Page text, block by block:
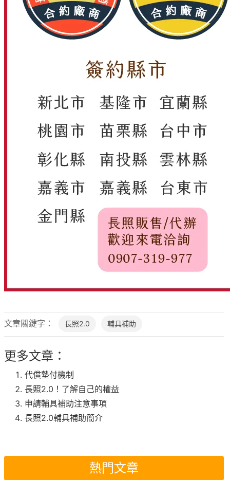
文章關鍵字： 長照2.0 輔具補助
更多文章：
代償墊付機制
長照2.0！了解自己的權益
申請輔具補助注意事項
長照2.0輔具補助簡介
熱門文章